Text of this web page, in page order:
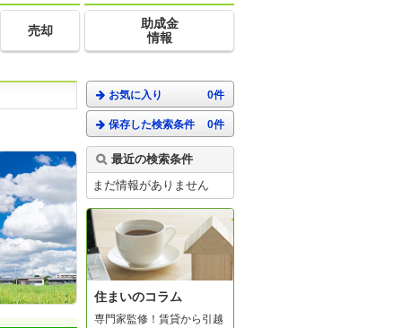
売却
助成金
情報
お気に入り 0件
保存した検索条件 0件
最近の検索条件
まだ情報がありません
住まいのコラム
専門家監修！賃貸から引越